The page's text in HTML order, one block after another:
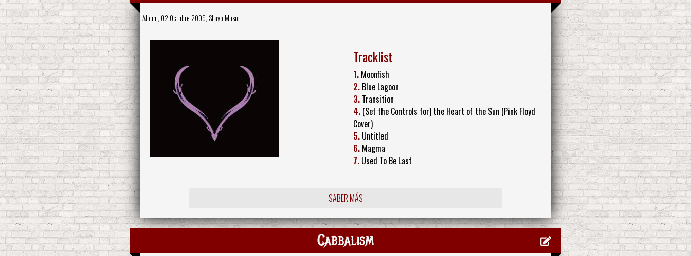
Album, 02 Octubre 2009, Shayo Music
Tracklist
1. Moonfish
2. Blue Lagoon
3. Transition
4. (Set the Controls for) the Heart of the Sun (Pink Floyd
Cover)
5. Untitled
6. Magma
7. Used To Be Last
SABER MÁS
Cabbalism